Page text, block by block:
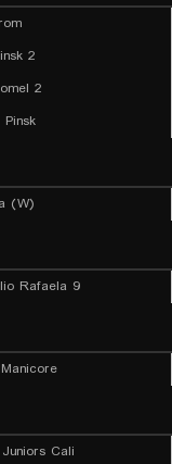
2
2
(W)
9 de Julio Rafaela
Cali